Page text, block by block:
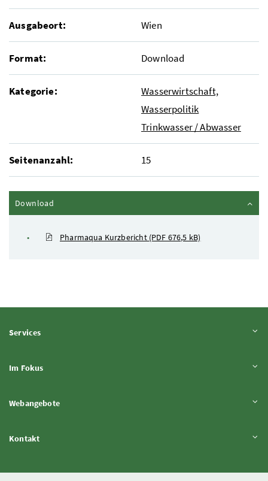
Ausgabeort: Wien
Format: Download
Kategorie:
Wasserwirtschaft,
Wasserpolitik
Trinkwasser / Abwasser
Seitenanzahl: 15
Download
Pharmaqua Kurzbericht (PDF 676,5 kB)
ServicesInhalt aufklappen
Im FokusInhalt aufklappen
WebangeboteInhalt aufklappen
KontaktInhalt aufklappen